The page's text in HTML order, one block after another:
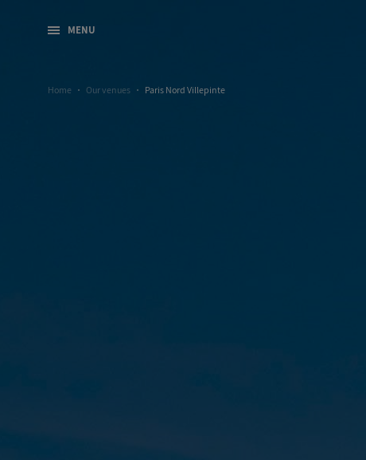
MENU
Home Our venues Paris Nord Villepinte